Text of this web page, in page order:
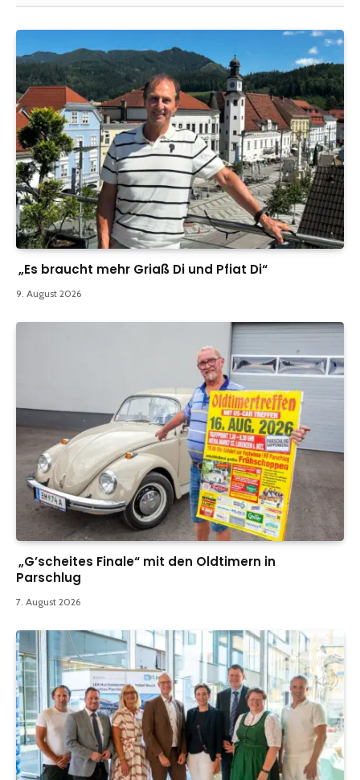
„Es braucht mehr Griaß Di und Pfiat Di“
9. August 2026
„G’scheites Finale“ mit den Oldtimern in
Parschlug
7. August 2026